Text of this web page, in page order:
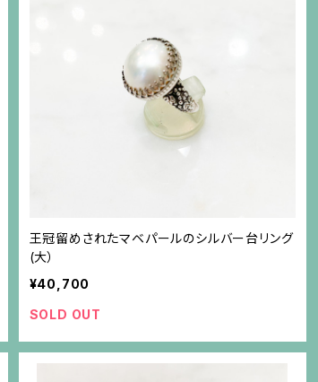
王冠留めされたマベパールのシルバー台リング
(大）
¥40,700
SOLD OUT